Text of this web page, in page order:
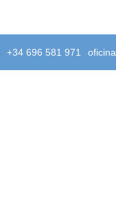
+34 696 581 971